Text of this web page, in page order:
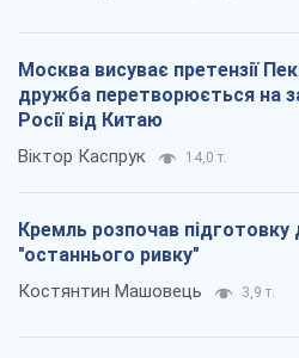
Москва висуває претензії
дружба перетворюється на
Росії від Китаю
Віктор Каспрук 14,0 т.
Кремль розпочав підготовку
"останнього ривку"
Костянтин Машовець 3,9 т.